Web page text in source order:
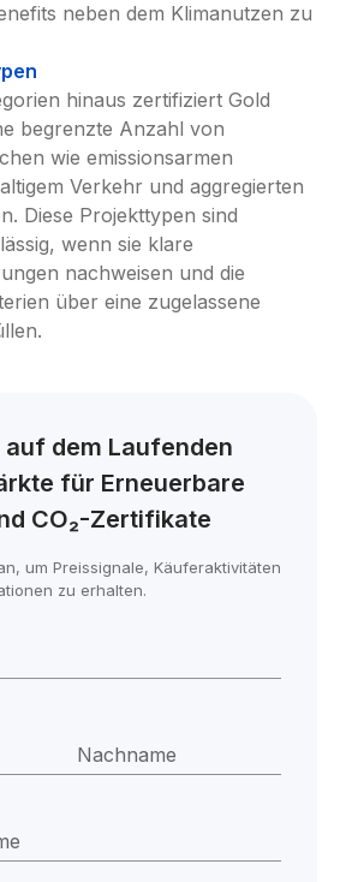
neben dem Klimanutzen zu
hinaus zertifiziert Gold
begrenzte Anzahl von
wie emissionsarmen
Verkehr und aggregierten
Diese Projekttypen sind
wenn sie klare
nachweisen und die
über eine zugelassene
auf dem Laufenden
für Erneuerbare
CO₂-Zertifikate
um Preissignale, Käuferaktivitäten
zu erhalten.
Nachname